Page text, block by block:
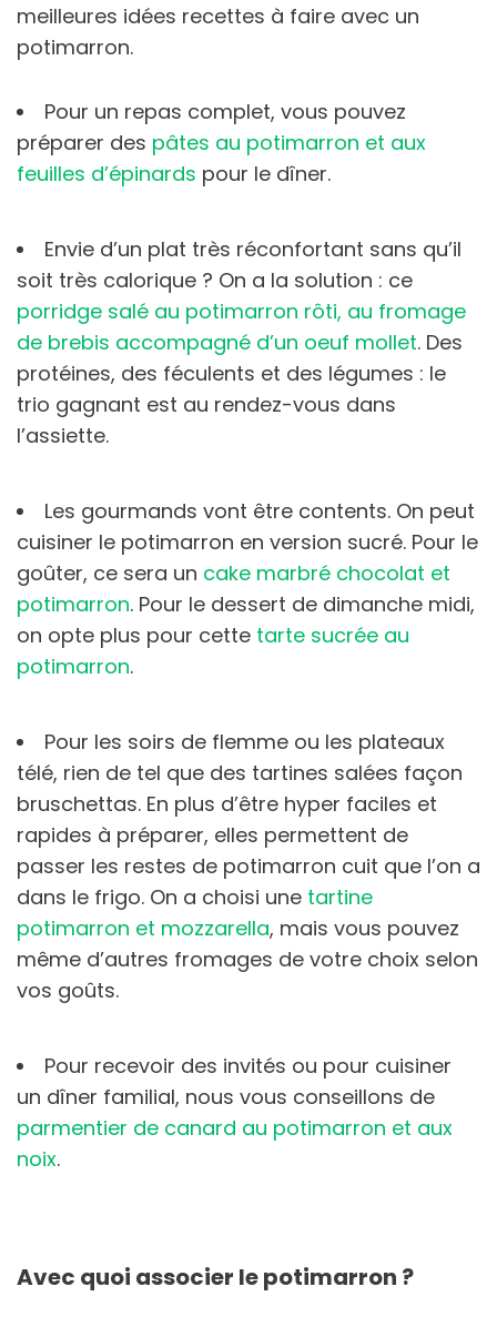
meilleures idées recettes à faire avec un
potimarron.
Pour un repas complet, vous pouvez
préparer des pâtes au potimarron et aux
feuilles d’épinards pour le dîner.
Envie d’un plat très réconfortant sans qu’il
soit très calorique ? On a la solution : ce
porridge salé au potimarron rôti, au fromage
de brebis accompagné d’un oeuf mollet. Des
protéines, des féculents et des légumes : le
trio gagnant est au rendez-vous dans
l’assiette.
Les gourmands vont être contents. On peut
cuisiner le potimarron en version sucré. Pour le
goûter, ce sera un cake marbré chocolat et
potimarron. Pour le dessert de dimanche midi,
on opte plus pour cette tarte sucrée au
potimarron.
Pour les soirs de flemme ou les plateaux
télé, rien de tel que des tartines salées façon
bruschettas. En plus d’être hyper faciles et
rapides à préparer, elles permettent de
passer les restes de potimarron cuit que l’on a
dans le frigo. On a choisi une tartine
potimarron et mozzarella, mais vous pouvez
même d’autres fromages de votre choix selon
vos goûts.
Pour recevoir des invités ou pour cuisiner
un dîner familial, nous vous conseillons de
parmentier de canard au potimarron et aux
noix.
Avec quoi associer le potimarron ?